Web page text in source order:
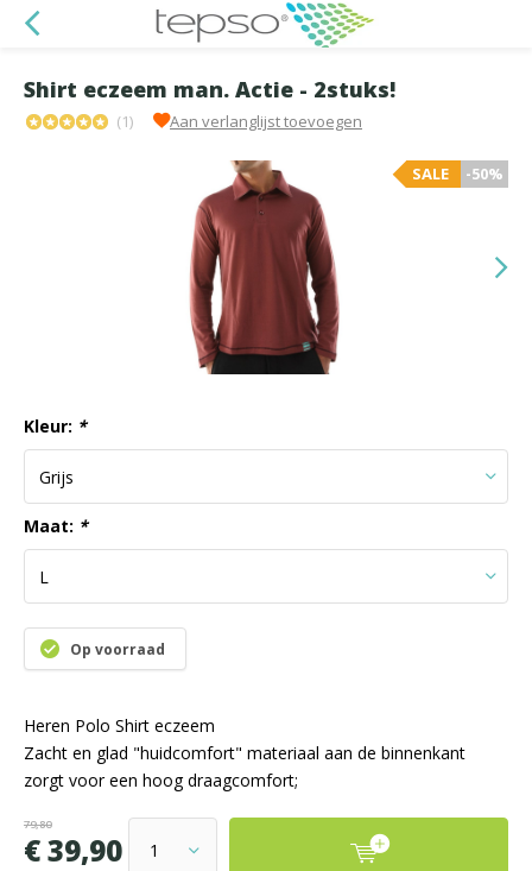
Shirt eczeem man. Actie - 2stuks!
(1) Aan verlanglijst toevoegen
-50%
SALE
Kleur: *
Maat: *
Op voorraad
Heren Polo Shirt eczeem
Zacht en glad "huidcomfort" materiaal aan de binnenkant
zorgt voor een hoog draagcomfort;
79,80
€ 39,90